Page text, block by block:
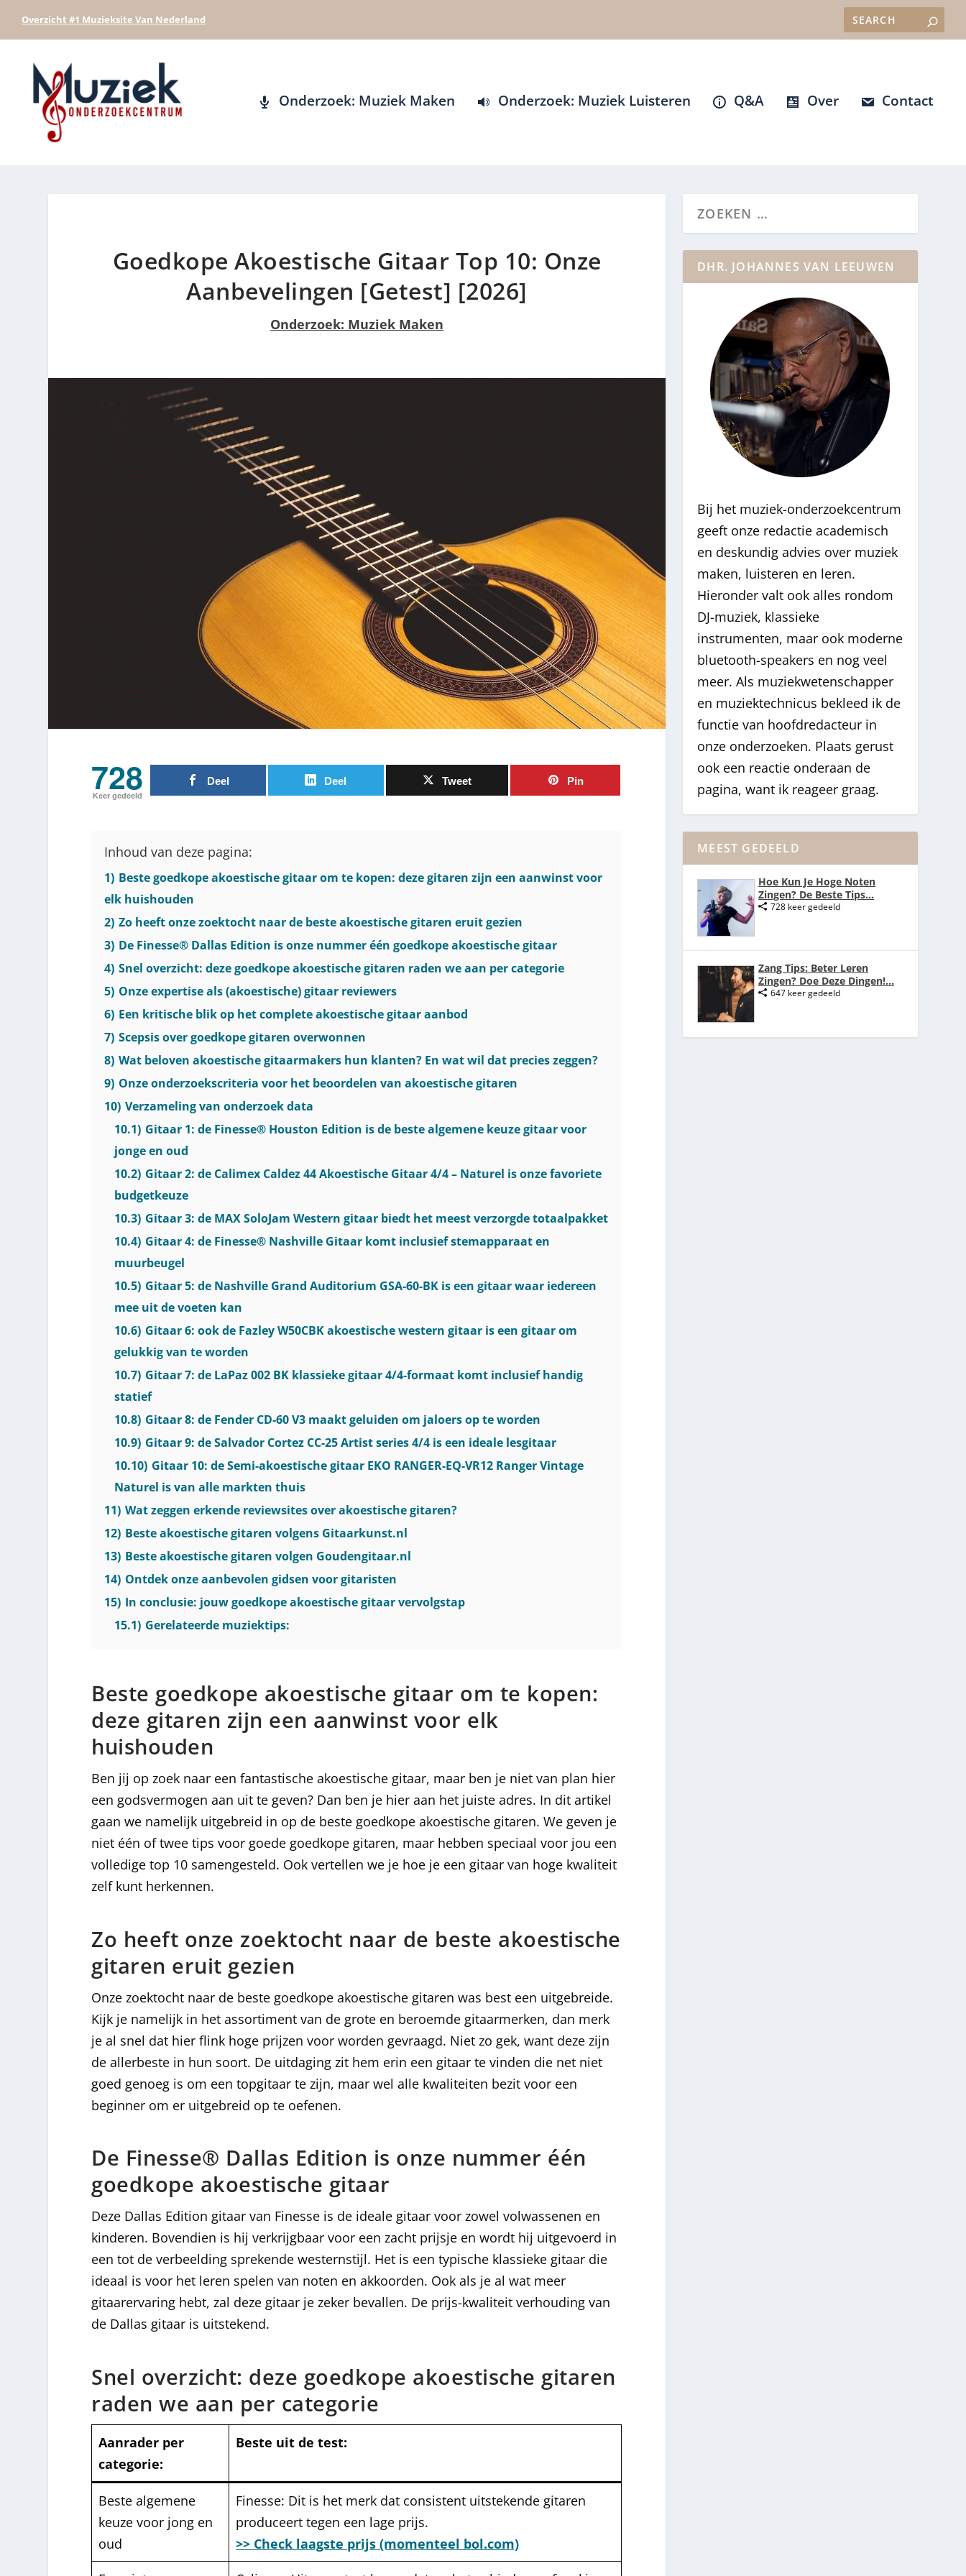
Overzicht #1 Muzieksite Van Nederland
Onderzoek: Muziek Maken Onderzoek: Muziek Luisteren Q&A Over Contact
Goedkope Akoestische Gitaar Top 10: Onze
Aanbevelingen [Getest] [2026]
Onderzoek: Muziek Maken
728
Keer gedeeld
Deel Deel Tweet Pin
Inhoud van deze pagina:
1) Beste goedkope akoestische gitaar om te kopen: deze gitaren zijn een aanwinst voor
elk huishouden
2) Zo heeft onze zoektocht naar de beste akoestische gitaren eruit gezien
3) De Finesse® Dallas Edition is onze nummer één goedkope akoestische gitaar
4) Snel overzicht: deze goedkope akoestische gitaren raden we aan per categorie
5) Onze expertise als (akoestische) gitaar reviewers
6) Een kritische blik op het complete akoestische gitaar aanbod
7) Scepsis over goedkope gitaren overwonnen
8) Wat beloven akoestische gitaarmakers hun klanten? En wat wil dat precies zeggen?
9) Onze onderzoekscriteria voor het beoordelen van akoestische gitaren
10) Verzameling van onderzoek data
10.1) Gitaar 1: de Finesse® Houston Edition is de beste algemene keuze gitaar voor
jonge en oud
10.2) Gitaar 2: de Calimex Caldez 44 Akoestische Gitaar 4/4 – Naturel is onze favoriete
budgetkeuze
10.3) Gitaar 3: de MAX SoloJam Western gitaar biedt het meest verzorgde totaalpakket
10.4) Gitaar 4: de Finesse® Nashville Gitaar komt inclusief stemapparaat en
muurbeugel
10.5) Gitaar 5: de Nashville Grand Auditorium GSA-60-BK is een gitaar waar iedereen
mee uit de voeten kan
10.6) Gitaar 6: ook de Fazley W50CBK akoestische western gitaar is een gitaar om
gelukkig van te worden
10.7) Gitaar 7: de LaPaz 002 BK klassieke gitaar 4/4-formaat komt inclusief handig
statief
10.8) Gitaar 8: de Fender CD-60 V3 maakt geluiden om jaloers op te worden
10.9) Gitaar 9: de Salvador Cortez CC-25 Artist series 4/4 is een ideale lesgitaar
10.10) Gitaar 10: de Semi-akoestische gitaar EKO RANGER-EQ-VR12 Ranger Vintage
Naturel is van alle markten thuis
11) Wat zeggen erkende reviewsites over akoestische gitaren?
12) Beste akoestische gitaren volgens Gitaarkunst.nl
13) Beste akoestische gitaren volgen Goudengitaar.nl
14) Ontdek onze aanbevolen gidsen voor gitaristen
15) In conclusie: jouw goedkope akoestische gitaar vervolgstap
15.1) Gerelateerde muziektips:
Beste goedkope akoestische gitaar om te kopen:
deze gitaren zijn een aanwinst voor elk
huishouden
Ben jij op zoek naar een fantastische akoestische gitaar, maar ben je niet van plan hier
een godsvermogen aan uit te geven? Dan ben je hier aan het juiste adres. In dit artikel
gaan we namelijk uitgebreid in op de beste goedkope akoestische gitaren. We geven je
niet één of twee tips voor goede goedkope gitaren, maar hebben speciaal voor jou een
volledige top 10 samengesteld. Ook vertellen we je hoe je een gitaar van hoge kwaliteit
zelf kunt herkennen.
Zo heeft onze zoektocht naar de beste akoestische
gitaren eruit gezien
Onze zoektocht naar de beste goedkope akoestische gitaren was best een uitgebreide.
Kijk je namelijk in het assortiment van de grote en beroemde gitaarmerken, dan merk
je al snel dat hier flink hoge prijzen voor worden gevraagd. Niet zo gek, want deze zijn
de allerbeste in hun soort. De uitdaging zit hem erin een gitaar te vinden die net niet
goed genoeg is om een topgitaar te zijn, maar wel alle kwaliteiten bezit voor een
beginner om er uitgebreid op te oefenen.
De Finesse® Dallas Edition is onze nummer één
goedkope akoestische gitaar
Deze Dallas Edition gitaar van Finesse is de ideale gitaar voor zowel volwassenen en
kinderen. Bovendien is hij verkrijgbaar voor een zacht prijsje en wordt hij uitgevoerd in
een tot de verbeelding sprekende westernstijl. Het is een typische klassieke gitaar die
ideaal is voor het leren spelen van noten en akkoorden. Ook als je al wat meer
gitaarervaring hebt, zal deze gitaar je zeker bevallen. De prijs-kwaliteit verhouding van
de Dallas gitaar is uitstekend.
Snel overzicht: deze goedkope akoestische gitaren
raden we aan per categorie
Aanrader per
categorie:
Beste uit de test:
Beste algemene
keuze voor jong en
oud
Finesse: Dit is het merk dat consistent uitstekende gitaren
produceert tegen een lage prijs.
>> Check laagste prijs (momenteel bol.com)
DHR. JOHANNES VAN LEEUWEN
Bij het muziek-onderzoekcentrum
geeft onze redactie academisch
en deskundig advies over muziek
maken, luisteren en leren.
Hieronder valt ook alles rondom
DJ-muziek, klassieke
instrumenten, maar ook moderne
bluetooth-speakers en nog veel
meer. Als muziekwetenschapper
en muziektechnicus bekleed ik de
functie van hoofdredacteur in
onze onderzoeken. Plaats gerust
ook een reactie onderaan de
pagina, want ik reageer graag.
MEEST GEDEELD
Hoe Kun Je Hoge Noten
Zingen? De Beste Tips...
728 keer gedeeld
Zang Tips: Beter Leren
Zingen? Doe Deze Dingen!...
647 keer gedeeld